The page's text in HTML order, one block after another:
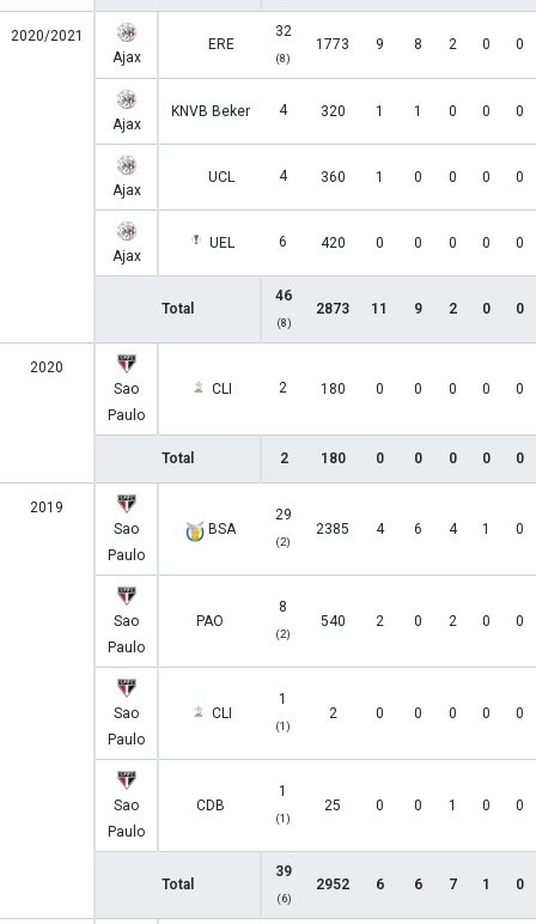
2020/2021
Ajax
ERE
32
(8)
1773 9 8 2 0 0
Ajax
KNVB Beker 4 320 1 1 0 0 0
Ajax
UCL 4 360 1 0 0 0 0
Ajax
UEL 6 420 0 0 0 0 0
Total
46
(8)
2873 11 9 2 0 0
2020
Sao
Paulo
CLI 2 180 0 0 0 0 0
Total 2 180 0 0 0 0 0
2019
Sao
Paulo
BSA
29
(2)
2385 4 6 4 1 0
Sao
Paulo
PAO
8
(2)
540 2 0 2 0 0
Sao
Paulo
CLI
1
(1)
2 0 0 0 0 0
Sao
Paulo
CDB
1
(1)
25 0 0 1 0 0
Total
39
(6)
2952 6 6 7 1 0